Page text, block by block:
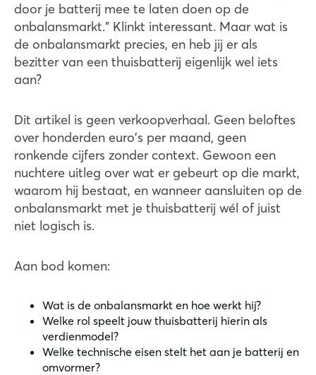
door je batterij mee te laten doen op de
onbalansmarkt." Klinkt interessant. Maar wat is
de onbalansmarkt precies, en heb jij er als
bezitter van een thuisbatterij eigenlijk wel iets
aan?
Dit artikel is geen verkoopverhaal. Geen beloftes
over honderden euro's per maand, geen
ronkende cijfers zonder context. Gewoon een
nuchtere uitleg over wat er gebeurt op die markt,
waarom hij bestaat, en wanneer aansluiten op de
onbalansmarkt met je thuisbatterij wél of juist
niet logisch is.
Aan bod komen:
Wat is de onbalansmarkt en hoe werkt hij?
Welke rol speelt jouw thuisbatterij hierin als
verdienmodel?
Welke technische eisen stelt het aan je batterij en
omvormer?